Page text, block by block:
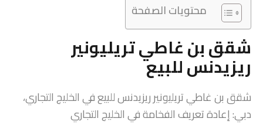
محتويات الصفحة
شقق بن غاطي تريليونير
ريزيدنس للبيع
شقق بن غاطي تريليونير ريزيدنس للبيع في الخليج التجاري،
دبي: إعادة تعريف الفخامة في الخليج التجاري